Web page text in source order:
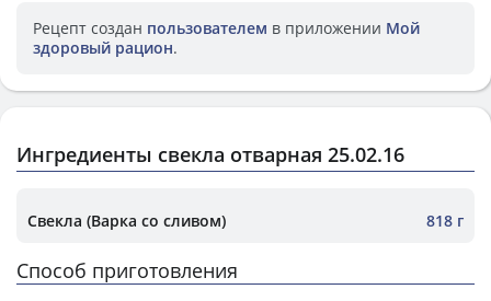
Рецепт создан пользователем в приложении Мой
здоровый рацион.
Ингредиенты свекла отварная 25.02.16
Свекла (Варка со сливом) 818 г
Способ приготовления